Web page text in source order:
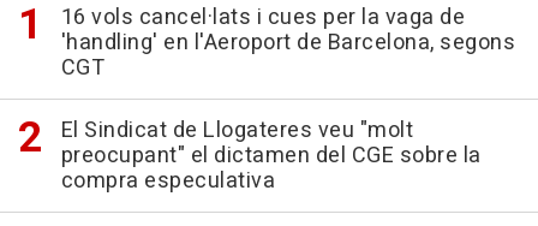
16 vols cancel·lats i cues per la vaga de
'handling' en l'Aeroport de Barcelona, segons
CGT
El Sindicat de Llogateres veu "molt
preocupant" el dictamen del CGE sobre la
compra especulativa